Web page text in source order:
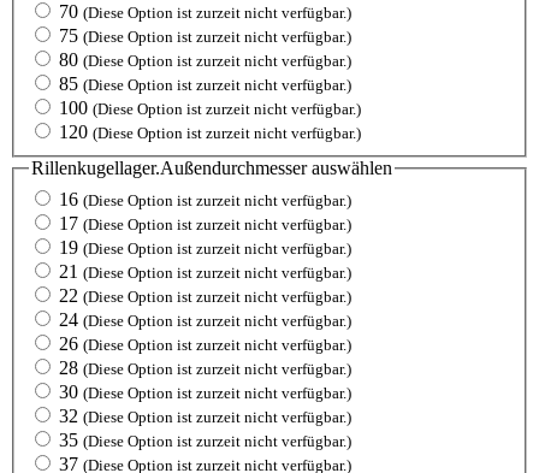
70 (Diese Option ist zurzeit nicht verfügbar.)
75 (Diese Option ist zurzeit nicht verfügbar.)
80 (Diese Option ist zurzeit nicht verfügbar.)
85 (Diese Option ist zurzeit nicht verfügbar.)
100 (Diese Option ist zurzeit nicht verfügbar.)
120 (Diese Option ist zurzeit nicht verfügbar.)
Rillenkugellager.Außendurchmesserauswählen
16 (Diese Option ist zurzeit nicht verfügbar.)
17 (Diese Option ist zurzeit nicht verfügbar.)
19 (Diese Option ist zurzeit nicht verfügbar.)
21 (Diese Option ist zurzeit nicht verfügbar.)
22 (Diese Option ist zurzeit nicht verfügbar.)
24 (Diese Option ist zurzeit nicht verfügbar.)
26 (Diese Option ist zurzeit nicht verfügbar.)
28 (Diese Option ist zurzeit nicht verfügbar.)
30 (Diese Option ist zurzeit nicht verfügbar.)
32 (Diese Option ist zurzeit nicht verfügbar.)
35 (Diese Option ist zurzeit nicht verfügbar.)
37 (Diese Option ist zurzeit nicht verfügbar.)